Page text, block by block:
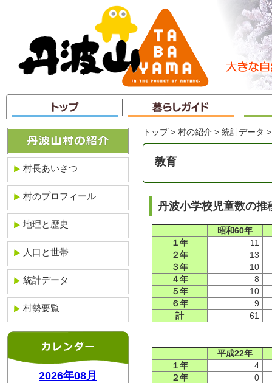
ャ
ン
プ
トップ > 村の紹介 > 統計データ
教育
丹波小学校児童数の推
昭和60年
１年
11
２年
13
３年
10
４年
8
５年
10
６年
9
計
61
平成22年
１年
4
２年
0
村長あいさつ
村のプロフィール
地理と歴史
人口と世帯
統計データ
村勢要覧